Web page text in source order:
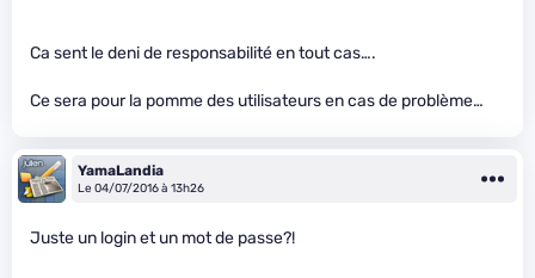
Ca sent le deni de responsabilité en tout cas….
Ce sera pour la pomme des utilisateurs en cas de problème…
YamaLandia
Le 04/07/2016 à 13h26
Juste un login et un mot de passe?!